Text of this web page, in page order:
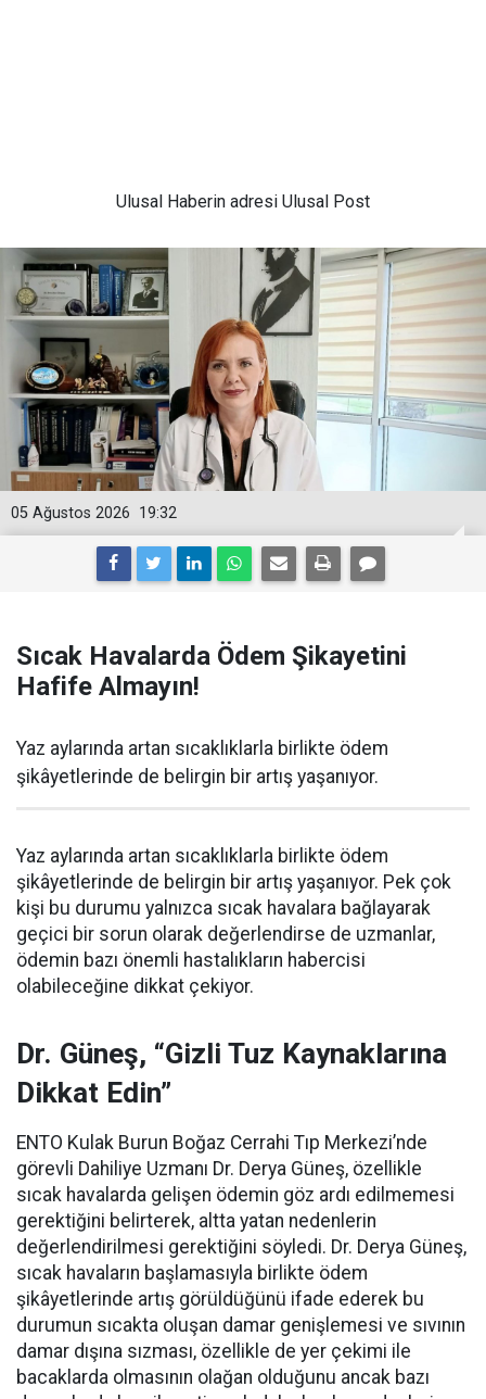
Ulusal Haberin adresi Ulusal Post
19:32
05 Ağustos 2026
Sıcak Havalarda Ödem Şikayetini
Hafife Almayın!
Yaz aylarında artan sıcaklıklarla birlikte ödem
şikâyetlerinde de belirgin bir artış yaşanıyor.
Yaz aylarında artan sıcaklıklarla birlikte ödem
şikâyetlerinde de belirgin bir artış yaşanıyor. Pek çok
kişi bu durumu yalnızca sıcak havalara bağlayarak
geçici bir sorun olarak değerlendirse de uzmanlar,
ödemin bazı önemli hastalıkların habercisi
olabileceğine dikkat çekiyor.
Dr. Güneş, “Gizli Tuz Kaynaklarına
Dikkat Edin”
ENTO Kulak Burun Boğaz Cerrahi Tıp Merkezi’nde
görevli Dahiliye Uzmanı Dr. Derya Güneş, özellikle
sıcak havalarda gelişen ödemin göz ardı edilmemesi
gerektiğini belirterek, altta yatan nedenlerin
değerlendirilmesi gerektiğini söyledi. Dr. Derya Güneş,
sıcak havaların başlamasıyla birlikte ödem
şikâyetlerinde artış görüldüğünü ifade ederek bu
durumun sıcakta oluşan damar genişlemesi ve sıvının
damar dışına sızması, özellikle de yer çekimi ile
bacaklarda olmasının olağan olduğunu ancak bazı